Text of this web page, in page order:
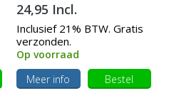
24,95 Incl.
Inclusief 21% BTW. Gratis
verzonden.
Op voorraad
Meer info
Bestel